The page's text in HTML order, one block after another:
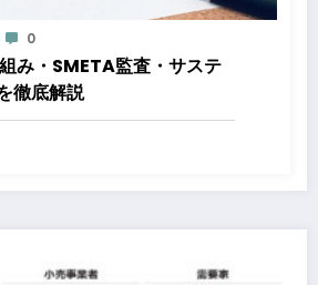
0
み・SMETA監査・サステ
徹底解説